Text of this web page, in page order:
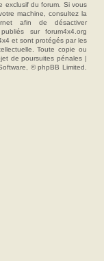
exclusif du forum. Si vous
machine, consultez la
afin de désactiver
sur forum4x4.org
et sont protégés par les
Toute copie ou
de poursuites pénales |
© phpBB Limited.